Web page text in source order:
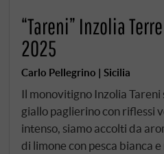
“Tareni” Inzolia
2025
Carlo Pellegrino | Sicilia
Il monovitigno Inzolia
giallo paglierino con riflessi
intenso, siamo accolti da
di limone con pesca bianca